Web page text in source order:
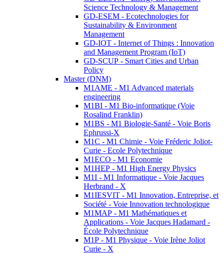
Science Technology & Management
GD-ESEM - Ecotechnologies for
Sustainability & Environment
Management
GD-IOT - Internet of Things : Innovation
and Management Program (IoT)
GD-SCUP - Smart Cities and Urban
Policy
Master (DNM)
M1AME - M1 Advanced materials
engineering
M1BI - M1 Bio-informatique (Voie
Rosalind Franklin)
M1BS - M1 Biologie-Santé - Voie Boris
Ephrussi-X
M1C - M1 Chimie - Voie Fréderic Joliot-
Curie - Ecole Polytechnique
M1ECO - M1 Economie
M1HEP - M1 High Energy Physics
M1I - M1 Informatique - Voie Jacques
Herbrand - X
M1IESVIT - M1 Innovation, Entreprise, et
Société - Voie Innovation technologique
M1MAP - M1 Mathématiques et
Applications - Voie Jacques Hadamard -
École Polytechnique
M1P - M1 Physique - Voie Irène Joliot
Curie - X